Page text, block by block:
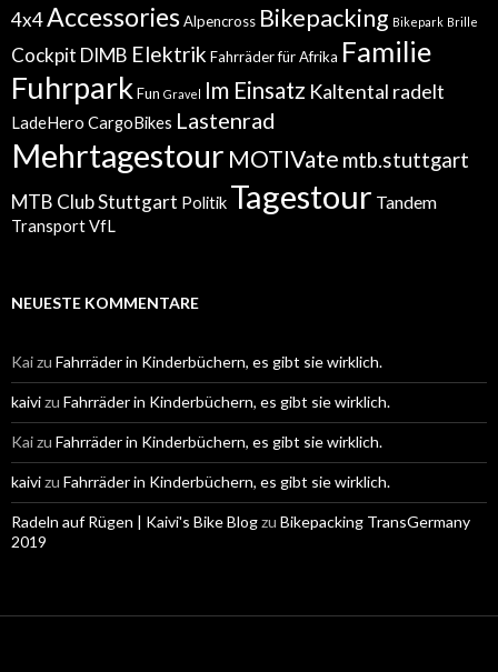
4x4AccessoriesAlpencross Bikepacking Bikepark Brille
Cockpit DIMB Elektrik Fahrräder für Afrika Familie
FuhrparkFun Gravel Im Einsatz Kaltental radelt
LadeHero CargoBikes Lastenrad
Mehrtagestour MOTIVate mtb.stuttgart
MTB Club Stuttgart Politik Tagestour Tandem
TransportVfL
NEUESTE KOMMENTARE
Kaizu Fahrräder in Kinderbüchern, es gibt sie wirklich.
kaivizu Fahrräder in Kinderbüchern, es gibt sie wirklich.
Kaizu Fahrräder in Kinderbüchern, es gibt sie wirklich.
kaivizu Fahrräder in Kinderbüchern, es gibt sie wirklich.
Radeln auf Rügen | Kaivi's Bike Blogzu Bikepacking TransGermany
2019